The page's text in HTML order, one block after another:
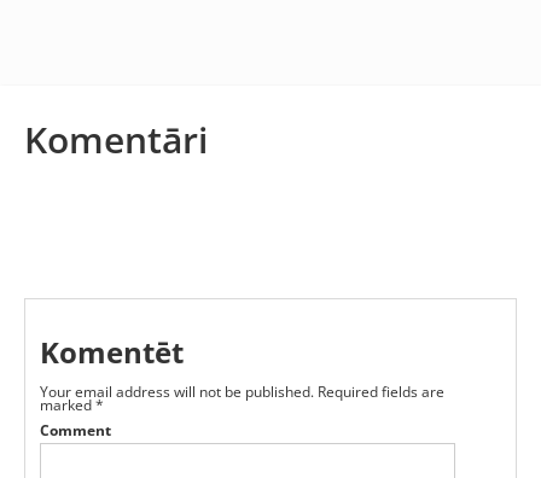
Komentāri
Komentēt
Your email address will not be published. Required fields are
marked*
Comment